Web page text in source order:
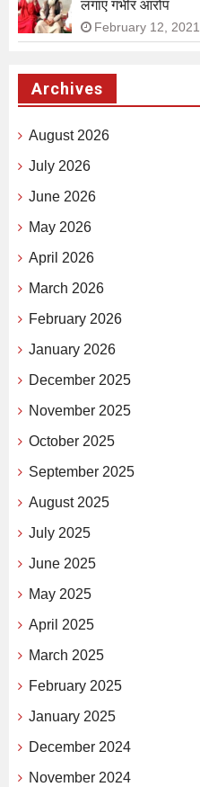
लगाए गंभीर आरोप
February 12, 2021
Archives
August 2026
July 2026
June 2026
May 2026
April 2026
March 2026
February 2026
January 2026
December 2025
November 2025
October 2025
September 2025
August 2025
July 2025
June 2025
May 2025
April 2025
March 2025
February 2025
January 2025
December 2024
November 2024